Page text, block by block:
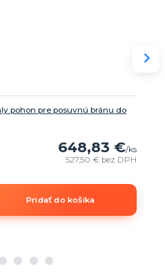
pohon pre posuvnú bránu do
648,83 €/ks
527,50 € bez DPH
Pridať do košíka